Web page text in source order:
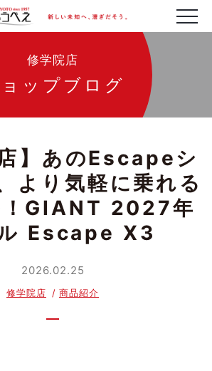
修学院店
ップブログ
店】あのEscapeシ
より気軽に乗れる
！GIANT 2027年
Escape X3
2026.02.25
修学院店 商品紹介